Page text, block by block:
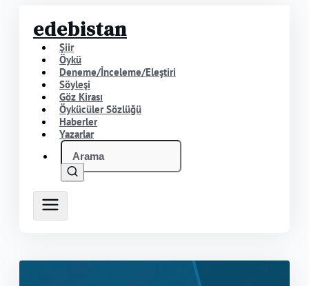
edebistan
Şiir
Öykü
Deneme/İnceleme/Eleştiri
Söyleşi
Göz Kirası
Öykücüler Sözlüğü
Haberler
Yazarlar